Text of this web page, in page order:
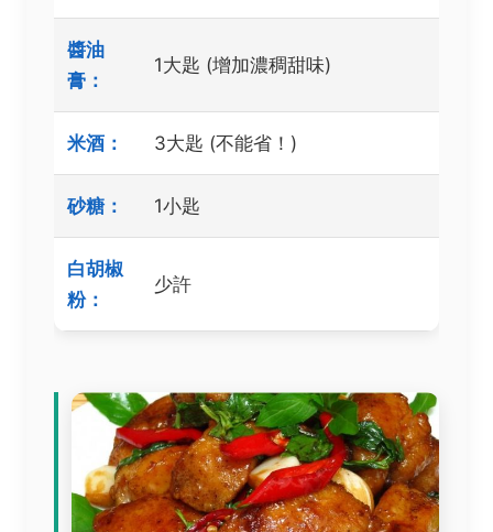
醬油
膏：
1大匙 (增加濃稠甜味)
米酒： 3大匙 (不能省！)
砂糖： 1小匙
白胡椒
粉：
少許